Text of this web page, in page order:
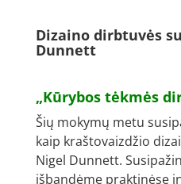
Dizaino dirbtuvės
Dunnett
„Kūrybos tėkmės
Šių mokymų metu
kaip kraštovaizdžio
Nigel Dunnett.
išbandėme praktinėse